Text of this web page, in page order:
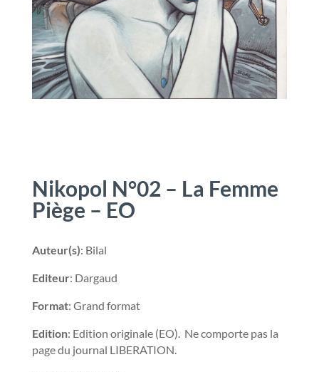
Nikopol N°02 – La Femme
Piège – EO
Auteur(s): Bilal
Editeur: Dargaud
Format: Grand format
Edition: Edition originale (EO). Ne comporte pas la
page du journal LIBERATION.